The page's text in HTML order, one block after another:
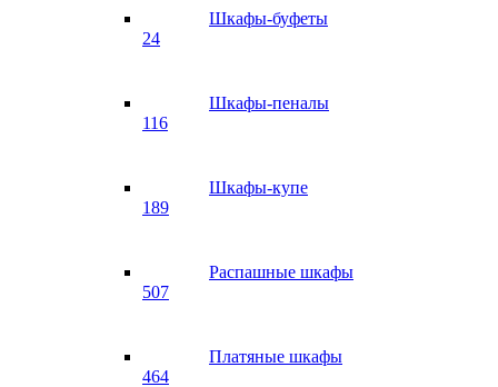
Шкафы-буфеты
24
Шкафы-пеналы
116
Шкафы-купе
189
Распашные шкафы
507
Платяные шкафы
464